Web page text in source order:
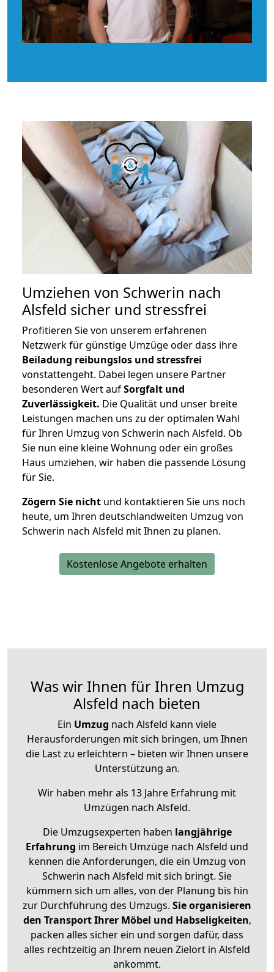
Umziehen von Schwerin nach
Alsfeld sicher und stressfrei
Profitieren Sie von unserem erfahrenen
Netzwerk für günstige Umzüge oder dass ihre
Beiladung reibungslos und stressfrei
vonstattengeht. Dabei legen unsere Partner
besonderen Wert aufSorgfalt und
Zuverlässigkeit. Die Qualität und unser breite
Leistungen machen uns zu der optimalen Wahl
für Ihren Umzug von Schwerin nach Alsfeld. Ob
Sie nun eine kleine Wohnung oder ein großes
Haus umziehen, wir haben die passende Lösung
für Sie.
Zögern Sie nicht und kontaktieren Sie uns noch
heute, um Ihren deutschlandweiten Umzug von
Schwerin nach Alsfeld mit Ihnen zu planen.
Kostenlose Angebote erhalten
Was wir Ihnen für Ihren Umzug
Alsfeld nach bieten
Ein Umzug nach Alsfeld kann viele
Herausforderungen mit sich bringen, um Ihnen
die Last zu erleichtern – bieten wir Ihnen unsere
Unterstützung an.
Wir haben mehr als 13 Jahre Erfahrung mit
Umzügen nach Alsfeld.
Die Umzugsexperten haben langjährige
Erfahrung im Bereich Umzüge nach Alsfeld und
kennen die Anforderungen, die ein Umzug von
Schwerin nach Alsfeld mit sich bringt. Sie
kümmern sich um alles, von der Planung bis hin
zur Durchführung des Umzugs. Sie organisieren
den Transport Ihrer Möbel und Habseligkeiten,
packen alles sicher ein und sorgen dafür, dass
alles rechtzeitig an Ihrem neuen Zielort in Alsfeld
ankommt.